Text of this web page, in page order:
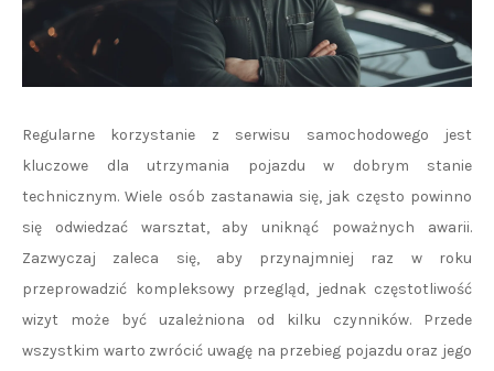
Regularne korzystanie z serwisu samochodowego jest
kluczowe dla utrzymania pojazdu w dobrym stanie
technicznym. Wiele osób zastanawia się, jak często powinno
się odwiedzać warsztat, aby uniknąć poważnych awarii.
Zazwyczaj zaleca się, aby przynajmniej raz w roku
przeprowadzić kompleksowy przegląd, jednak częstotliwość
wizyt może być uzależniona od kilku czynników. Przede
wszystkim warto zwrócić uwagę na przebieg pojazdu oraz jego